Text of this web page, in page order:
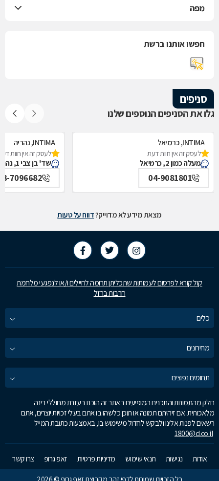
מפה
חפשו אותנו ברשת
סניפים
גלו את הסניפים הנוספים שלנו
INTIMA, כרמיאל
לעסק זה אין חוות דעת
מעלה כמון 2, כרמיאל
04-9081801
INTIMA, נהריה
לעסק זה אין חוות
שד' בן צבי 1, נהריה
7096682
מצאת מידע לא מדוייק?דווח על טעות
קול קורא לפרסום לעמותות שתכליתן תרומה לחיילים ו/או לנפגעי מלחמת
חרבות ברזל
כלים
מחירונים
תחומים נפוצים
חלק מהתמונות והתכנים המופיעים באתר זה הוכנו בעזרת מחוללי בינה
מלאכותית. אם זיהיתם תמונה או תוכן כלשהו בו אתם בעלי זכויות יוצרים, אתם
רשאים לפנות אלינו ולבקש לחדול משימוש בו, באמצעות כתובת המייל
1800@d.co.il
אודות נגישות תנאי שימוש מדיניות פרטיות זאפ גרופ
צרו קשר